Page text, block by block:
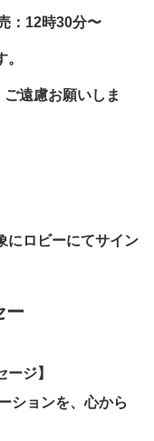
：12時30分〜
遠慮お願いしま
に ロビーにてサイン
ー
ジ】
ションを、心から